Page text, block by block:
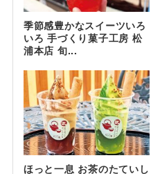
季節感豊かなスイーツいろ
いろ 手づくり菓子工房 松
浦本店 旬...
ほっと一息 お茶のたていし